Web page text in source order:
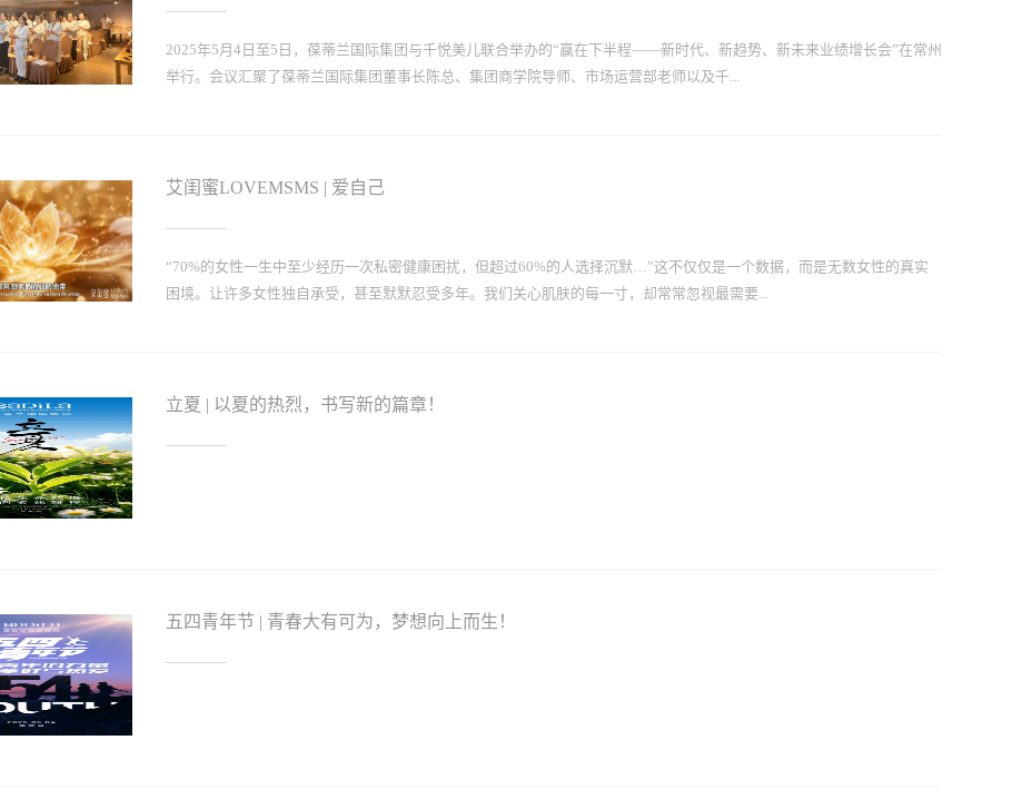
2025年5月4日至5日，葆蒂兰国际集团与千悦美儿联合举办的“赢在下半程——新时代、新趋势、新未来业绩增长会”在常州
举行。会议汇聚了葆蒂兰国际集团董事长陈总、集团商学院导师、市场运营部老师以及千...
艾闺蜜LOVEMSMS | 爱自己
“70%的女性一生中至少经历一次私密健康困扰，但超过60%的人选择沉默…”这不仅仅是一个数据，而是无数女性的真实
困境。让许多女性独自承受，甚至默默忍受多年。我们关心肌肤的每一寸，却常常忽视最需要...
立夏 | 以夏的热烈，书写新的篇章！
五四青年节 | 青春大有可为，梦想向上而生！